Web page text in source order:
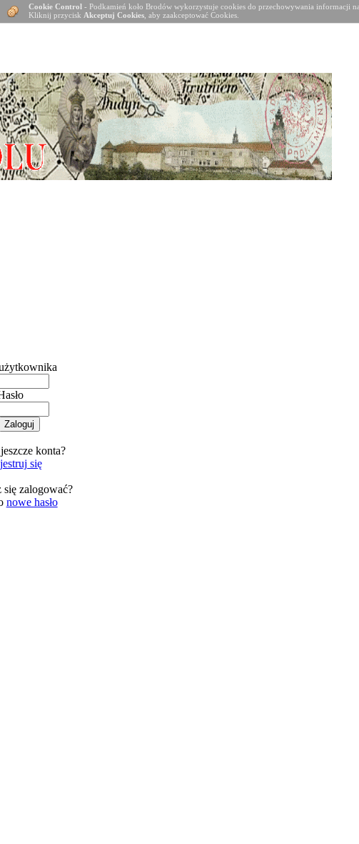
konta?
się
się zalogować?
nowe hasło
Cookie Control - Podkamień koło Brodów wykorzystuje cookies do przechowywania informacji
Kliknij przycisk Akceptuj Cookies , aby zaakceptować Cookies.